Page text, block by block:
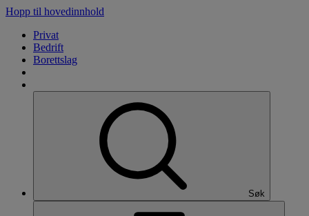
Hopp til hovedinnhold
Privat
Bedrift
Borettslag
Søk